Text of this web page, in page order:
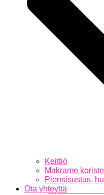
Keittiö
Makrame
Piensisustus,
Ota yhteyttä